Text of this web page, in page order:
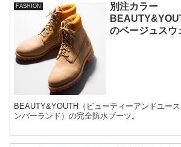
FASHION
別注カラー
のベージュスウ
BEAUTY&YOUTH（ビューティーアンドユー
ンバーランド）の完全防水ブーツ。